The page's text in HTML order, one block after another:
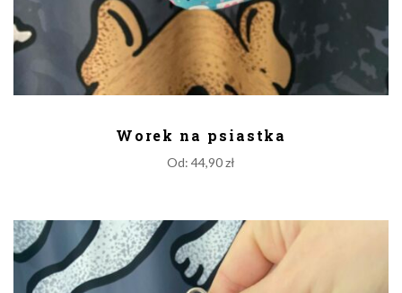
Worek na psiastka
Od: 44,90zł